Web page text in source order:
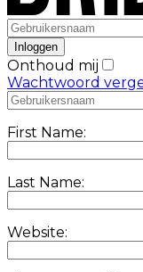
Onthoud mij
Wachtwoord
First Name:
Last Name:
Website: